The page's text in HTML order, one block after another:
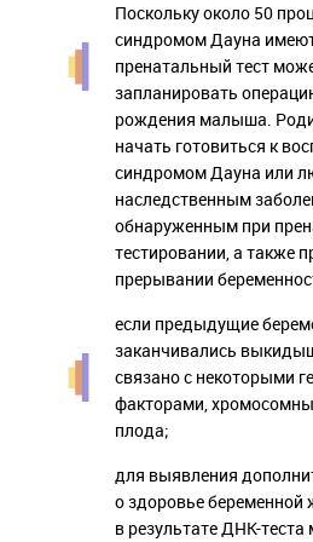
Поскольку около 50
синдромом Дауна
пренатальный тест
запланировать
рождения малыша.
начать готовиться к
синдромом Дауна или
наследственным
обнаруженным при
тестировании, а также
прерывании
если предыдущие
заканчивались
связано с некоторыми
факторами,
плода;
для выявления
о здоровье
в результате ДНК-